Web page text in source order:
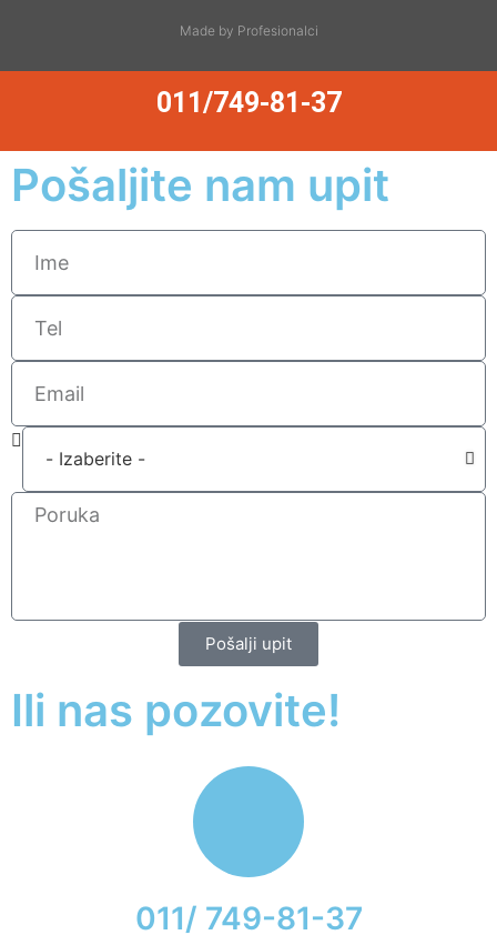
Made by Profesionalci
011/749-81-37
Pošaljite nam upit
Pošalji upit
Ili nas pozovite!
011/ 749-81-37